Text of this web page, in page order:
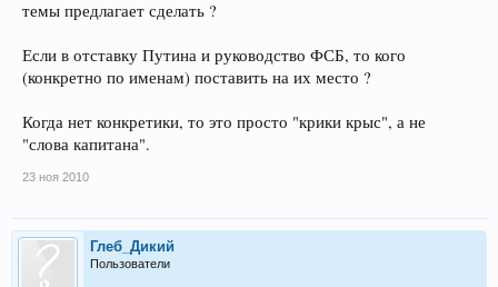
темы предлагает сделать ?
Если в отставку Путина и руководство ФСБ, то кого
(конкретно по именам) поставить на их место ?
Когда нет конкретики, то это просто "крики крыс", а не
"слова капитана".
23 ноя 2010
Глеб_Дикий
Пользователи